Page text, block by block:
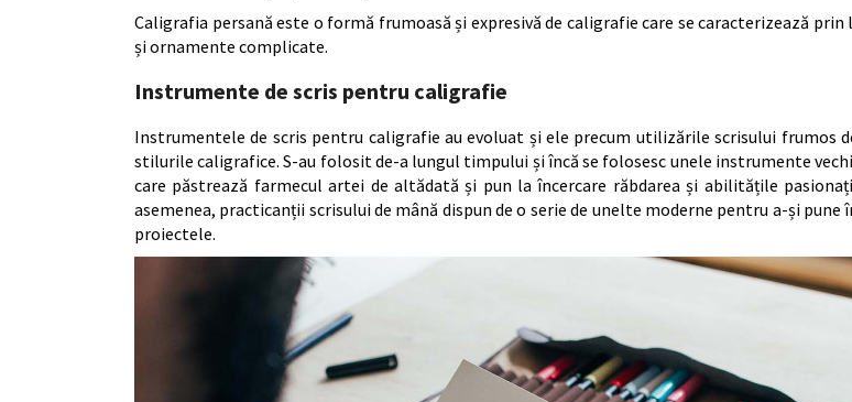
Caligrafia persană este o formă frumoasă și expresivă de caligrafie care se caracterizează
și ornamente complicate.
Instrumente de scris pentru caligrafie
Instrumentele de scris pentru caligrafie au evoluat și ele precum utilizările scrisului frumos
stilurile caligrafice. S-au folosit de-a lungul timpului și încă se folosesc unele instrumente
care păstrează farmecul artei de altădată și pun la încercare răbdarea și abilitățile
asemenea, practicanții scrisului de mână dispun de o serie de unelte moderne pentru a-și pune
proiectele.